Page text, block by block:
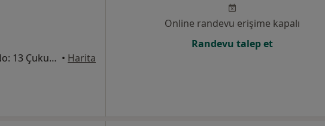
Kızılırmak Mah. 1450. Sok. No: 13 Çukurambar, Ankara • Harita
Online randevu erişime kapalı
Randevu talep et